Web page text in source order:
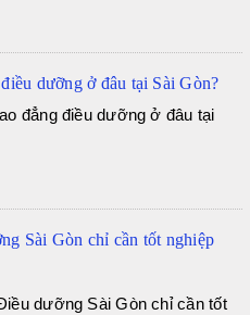
đẳng điều dưỡng ở đâu tại
dưỡng Sài Gòn chỉ cần tốt